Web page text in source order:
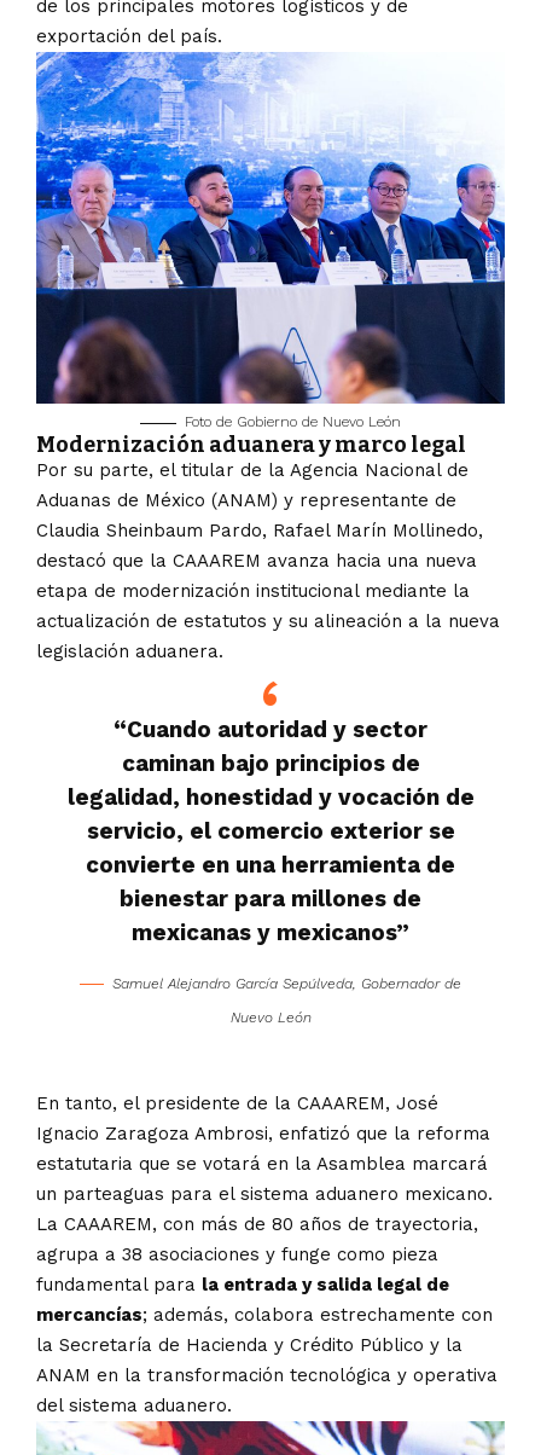
de los principales motores logísticos y de
exportación del país.
Foto de Gobierno de Nuevo León
Modernización aduanera y marco legal
Por su parte, el titular de la Agencia Nacional de
Aduanas de México (ANAM) y representante de
Claudia Sheinbaum Pardo, Rafael Marín Mollinedo,
destacó que la CAAAREM avanza hacia una nueva
etapa de modernización institucional mediante la
actualización de estatutos y su alineación a la nueva
legislación aduanera.
“Cuando autoridad y sector
caminan bajo principios de
legalidad, honestidad y vocación de
servicio, el comercio exterior se
convierte en una herramienta de
bienestar para millones de
mexicanas y mexicanos”
Samuel Alejandro García Sepúlveda, Gobernador de
Nuevo León
En tanto, el presidente de la CAAAREM, José
Ignacio Zaragoza Ambrosi, enfatizó que la reforma
estatutaria que se votará en la Asamblea marcará
un parteaguas para el sistema aduanero mexicano.
La CAAAREM, con más de 80 años de trayectoria,
agrupa a 38 asociaciones y funge como pieza
fundamental para la entrada y salida legal de
mercancías; además, colabora estrechamente con
la Secretaría de Hacienda y Crédito Público y la
ANAM en la transformación tecnológica y operativa
del sistema aduanero.